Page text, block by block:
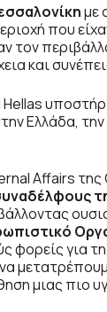
με
που
τον
και
Ελλάδα,
Affairs
φορείς για
μιας πιο